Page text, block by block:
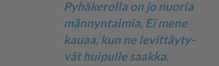
Py­hä­ke­rol­la on jo nuo­ria
män­nyn­tai­mia. Ei mene
kau­aa, kun ne le­vit­täy­ty­
vät hui­pul­le saak­ka.